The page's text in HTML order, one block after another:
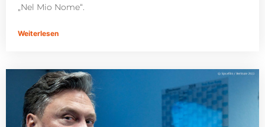
„Nel Mio Nome“.
Weiterlesen